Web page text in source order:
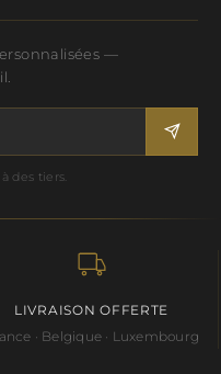
—
des tiers.
LIVRAISON OFFERTE
· Belgique · Luxembourg